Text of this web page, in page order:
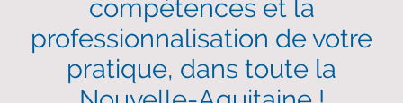
compétences et la
professionnalisation de votre
pratique, dans toute la